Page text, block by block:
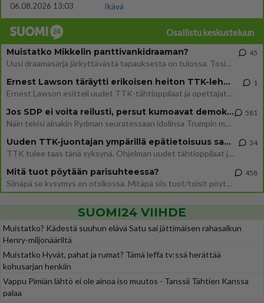
06.08.2026 13:03
Ikävä
Osallistu keskusteluun
Muistatko Mikkelin panttivankidraaman?
Uusi draamasarja järkyttävästä tapauksesta on tulossa. Tositapahtumiin perustuva sarja ammentaa vuoden 1986 Mikkelin pan
45
Ernest Lawson täräytti erikoisen heiton TTK-lehdistötilaisuudessa: " Onko tässä tarkoituksena...?"
Ernest Lawson esitteli uudet TTK-tähtioppilaat ja opettajat torstaina 6.8. lehdistölle. Tulevalla kaudella on yksi hausk
1
Jos SDP ei voita reilusti, persut kumoavat demokratian Suomesta
Näin tekisi ainakin Rydman seuratessaan idolinsa Trumpin mallia https://www.is.fi/politiikka/art-2000012187244.html
581
Uuden TTK-juontajan ympärillä epätietoisuus sakenee - Nyt MTV hämmentää soppaa
TTK tulee taas tänä syksynä. Ohjelman uudet tähtioppilaat julkistetaan torstaina 6. elokuuta klo 14 alkavassa lehdistö
34
Mitä tuot pöytään parisuhteessa?
Siinäpä se kysymys on otsikossa. Mitäpä siis tuot/toisit pöytään parisuhteessa? Oletko mies vai nainen? Koetko sen mitä
458
SUOMI24 VIIHDE
Muistatko? Kädestä suuhun elävä Satu sai jättimäisen rahasalkun
Henry-miljonääriltä
Muistatko Hyvät, pahat ja rumat? Tämä leffa tv:ssä herättää
kohusarjan henkiin
Vappu Pimiän lähtö ei ole ainoa iso muutos - Tanssii Tähtien Kanssa
palaa